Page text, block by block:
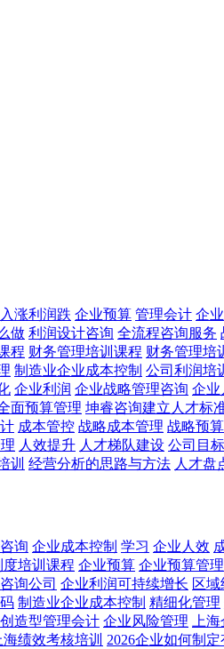
涨利润跌 企业预算 管理会计 企
做 利润设计咨询 全流程咨询服务
程 财务管理培训课程 财务管理培
制造业企业成本控制 公司利润培
企业利润 企业战略管理咨询 企业
面预算管理 坤睿咨询建立人才标
成本管控 战略成本管理 战略预
人效提升 人才梯队建设 公司目
训 经营分析的思路与方法 人才盘
询 企业成本控制 学习 企业人效
度培训课程 企业预算 企业预算管理
询公司 企业利润可持续增长 区
制造业企业成本控制 精细化管理
造型管理会计 企业风险管理 上
海绩效考核培训 2026企业如何制